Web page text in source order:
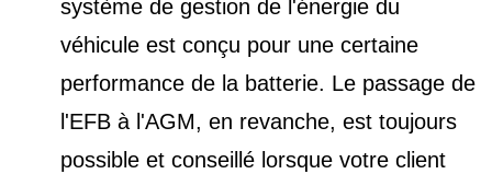
système de gestion de l'énergie du
véhicule est conçu pour une certaine
performance de la batterie. Le passage de
l'EFB à l'AGM, en revanche, est toujours
possible et conseillé lorsque votre client